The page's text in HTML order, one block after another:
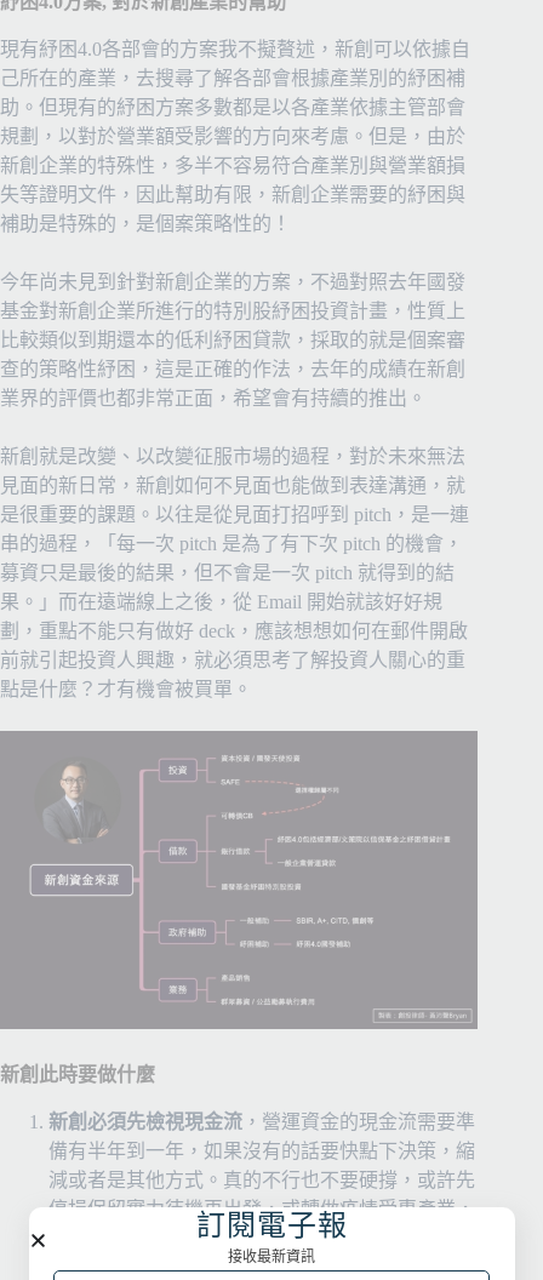
現有紓困4.0各部會的方案我不擬贅述，新創可以依據自
己所在的產業，去搜尋了解各部會根據產業別的紓困補
助。但現有的紓困方案多數都是以各產業依據主管部會
規劃，以對於營業額受影響的方向來考慮。但是，由於
新創企業的特殊性，多半不容易符合產業別與營業額損
失等證明文件，因此幫助有限，新創企業需要的紓困與
補助是特殊的，是個案策略性的！
今年尚未見到針對新創企業的方案，不過對照去年國發
基金對新創企業所進行的特別股紓困投資計畫，性質上
比較類似到期還本的低利紓困貸款，採取的就是個案審
查的策略性紓困，這是正確的作法，去年的成績在新創
業界的評價也都非常正面，希望會有持續的推出。
新創就是改變、以改變征服市場的過程，對於未來無法
見面的新日常，新創如何不見面也能做到表達溝通，就
是很重要的課題。以往是從見面打招呼到 pitch，是一連
串的過程，「每一次 pitch 是為了有下次 pitch 的機會，
募資只是最後的結果，但不會是一次 pitch 就得到的結
果。」而在遠端線上之後，從 Email 開始就該好好規
劃，重點不能只有做好 deck，應該想想如何在郵件開啟
前就引起投資人興趣，就必須思考了解投資人關心的重
點是什麼？才有機會被買單。
新創此時要做什麼
新創必須先檢視現金流 ，營運資金的現金流需要準
備有半年到一年，如果沒有的話要快點下決策，縮
減或者是其他方式。真的不行也不要硬撐，或許先
停損保留實力待機再出發，或轉做疫情受惠產業，
都是理性的選擇。
從開源、節流兩方面通盤思考，開源通常來自於：
訂閱電子報
接收最新資訊